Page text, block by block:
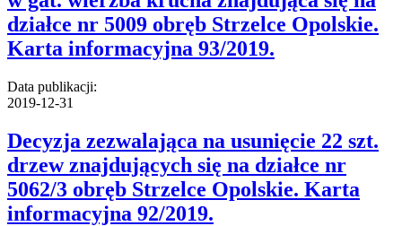
działce nr 5009 obręb Strzelce Opolskie.
Karta informacyjna 93/2019.
Data publikacji:
2019-12-31
Decyzja zezwalająca na usunięcie 22 szt.
drzew znajdujących się na działce nr
5062/3 obręb Strzelce Opolskie. Karta
informacyjna 92/2019.